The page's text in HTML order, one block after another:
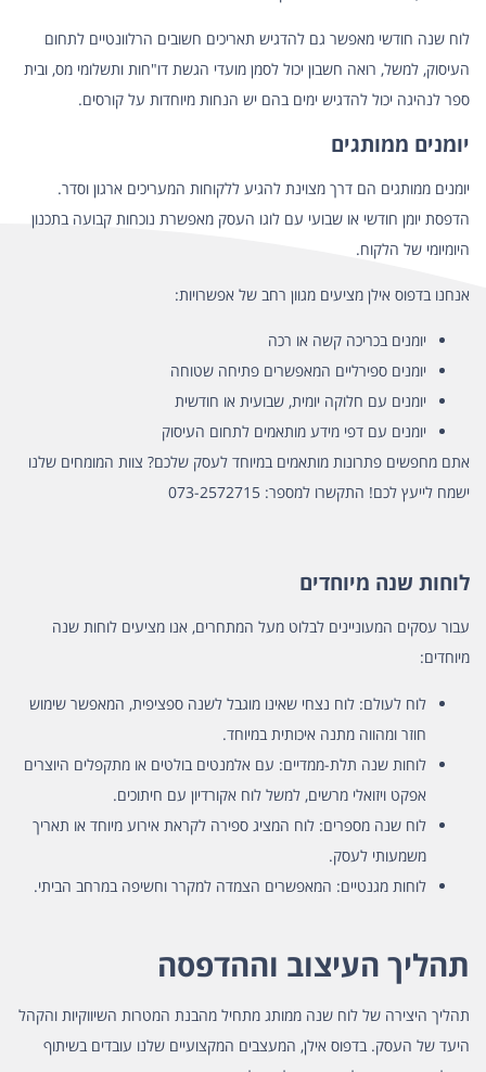
לוח שנה חודשי מאפשר גם להדגיש תאריכים חשובים הרלוונטיים לתחום
העיסוק, למשל, רואה חשבון יכול לסמן מועדי הגשת דו"חות ותשלומי מס, ובית
ספר לנהיגה יכול להדגיש ימים בהם יש הנחות מיוחדות על קורסים.
יומנים ממותגים
יומנים ממותגים הם דרך מצוינת להגיע ללקוחות המעריכים ארגון וסדר.
הדפסת יומן חודשי או שבועי עם לוגו העסק מאפשרת נוכחות קבועה בתכנון
היומיומי של הלקוח.
אנחנו בדפוס אילן מציעים מגוון רחב של אפשרויות:
יומנים בכריכה קשה או רכה
יומנים ספירליים המאפשרים פתיחה שטוחה
יומנים עם חלוקה יומית, שבועית או חודשית
יומנים עם דפי מידע מותאמים לתחום העיסוק
אתם מחפשים פתרונות מותאמים במיוחד לעסק שלכם? צוות המומחים שלנו
ישמח לייעץ לכם! התקשרו למספר: 073-2572715
לוחות שנה מיוחדים
עבור עסקים המעוניינים לבלוט מעל המתחרים, אנו מציעים לוחות שנה
מיוחדים:
לוח לעולם: לוח נצחי שאינו מוגבל לשנה ספציפית, המאפשר שימוש
חוזר ומהווה מתנה איכותית במיוחד.
לוחות שנה תלת-ממדיים: עם אלמנטים בולטים או מתקפלים היוצרים
אפקט ויזואלי מרשים, למשל לוח אקורדיון עם חיתוכים.
לוח שנה מספרים: לוח המציג ספירה לקראת אירוע מיוחד או תאריך
משמעותי לעסק.
לוחות מגנטיים: המאפשרים הצמדה למקרר וחשיפה במרחב הביתי.
תהליך העיצוב וההדפסה
תהליך היצירה של לוח שנה ממותג מתחיל מהבנת המטרות השיווקיות והקהל
היעד של העסק. בדפוס אילן, המעצבים המקצועיים שלנו עובדים בשיתוף